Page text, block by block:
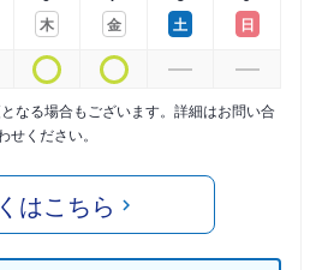
木
金
土
日
なる場合もございます。詳細はお問い合
せください。
はこちら